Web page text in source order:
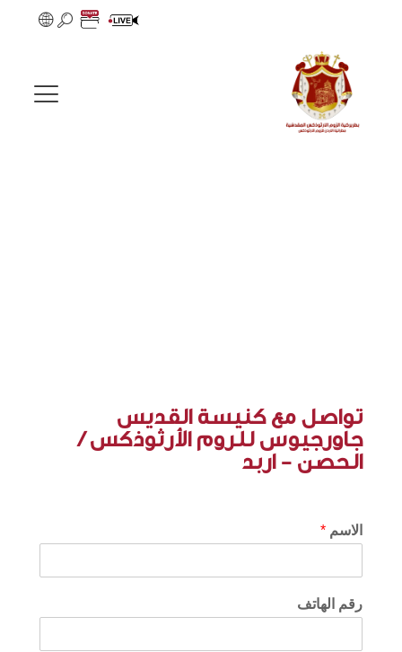
تواصل مع كنيسة القديس
جاورجيوس للروم الأرثوذكس /
الحصن - اربد
الاسم *
رقم الهاتف